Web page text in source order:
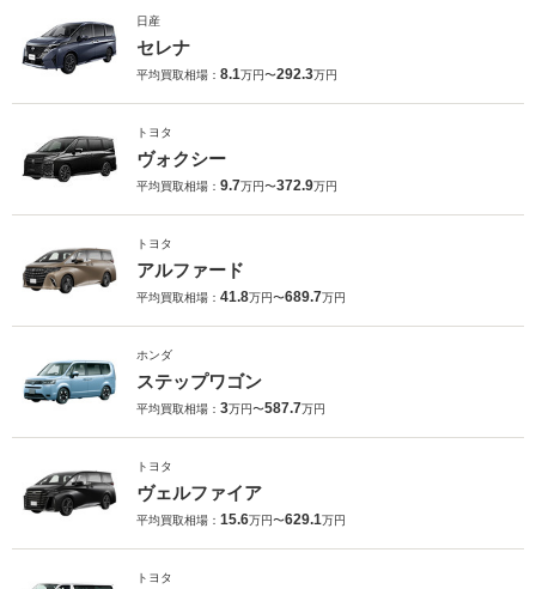
日産
セレナ
平均買取相場： 8.1万円〜292.3万円
トヨタ
ヴォクシー
平均買取相場： 9.7万円〜372.9万円
トヨタ
アルファード
平均買取相場： 41.8万円〜689.7万円
ホンダ
ステップワゴン
平均買取相場： 3万円〜587.7万円
トヨタ
ヴェルファイア
平均買取相場： 15.6万円〜629.1万円
トヨタ